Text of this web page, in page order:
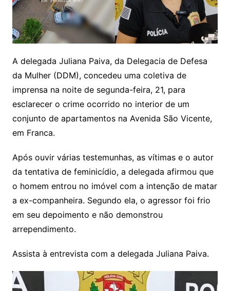
A delegada Juliana Paiva, da Delegacia de Defesa
da Mulher (DDM), concedeu uma coletiva de
imprensa na noite de segunda-feira, 21, para
esclarecer o crime ocorrido no interior de um
conjunto de apartamentos na Avenida São Vicente,
em Franca.
Após ouvir várias testemunhas, as vítimas e o autor
da tentativa de feminicídio, a delegada afirmou que
o homem entrou no imóvel com a intenção de matar
a ex-companheira. Segundo ela, o agressor foi frio
em seu depoimento e não demonstrou
arrependimento.
Assista à entrevista com a delegada Juliana Paiva.